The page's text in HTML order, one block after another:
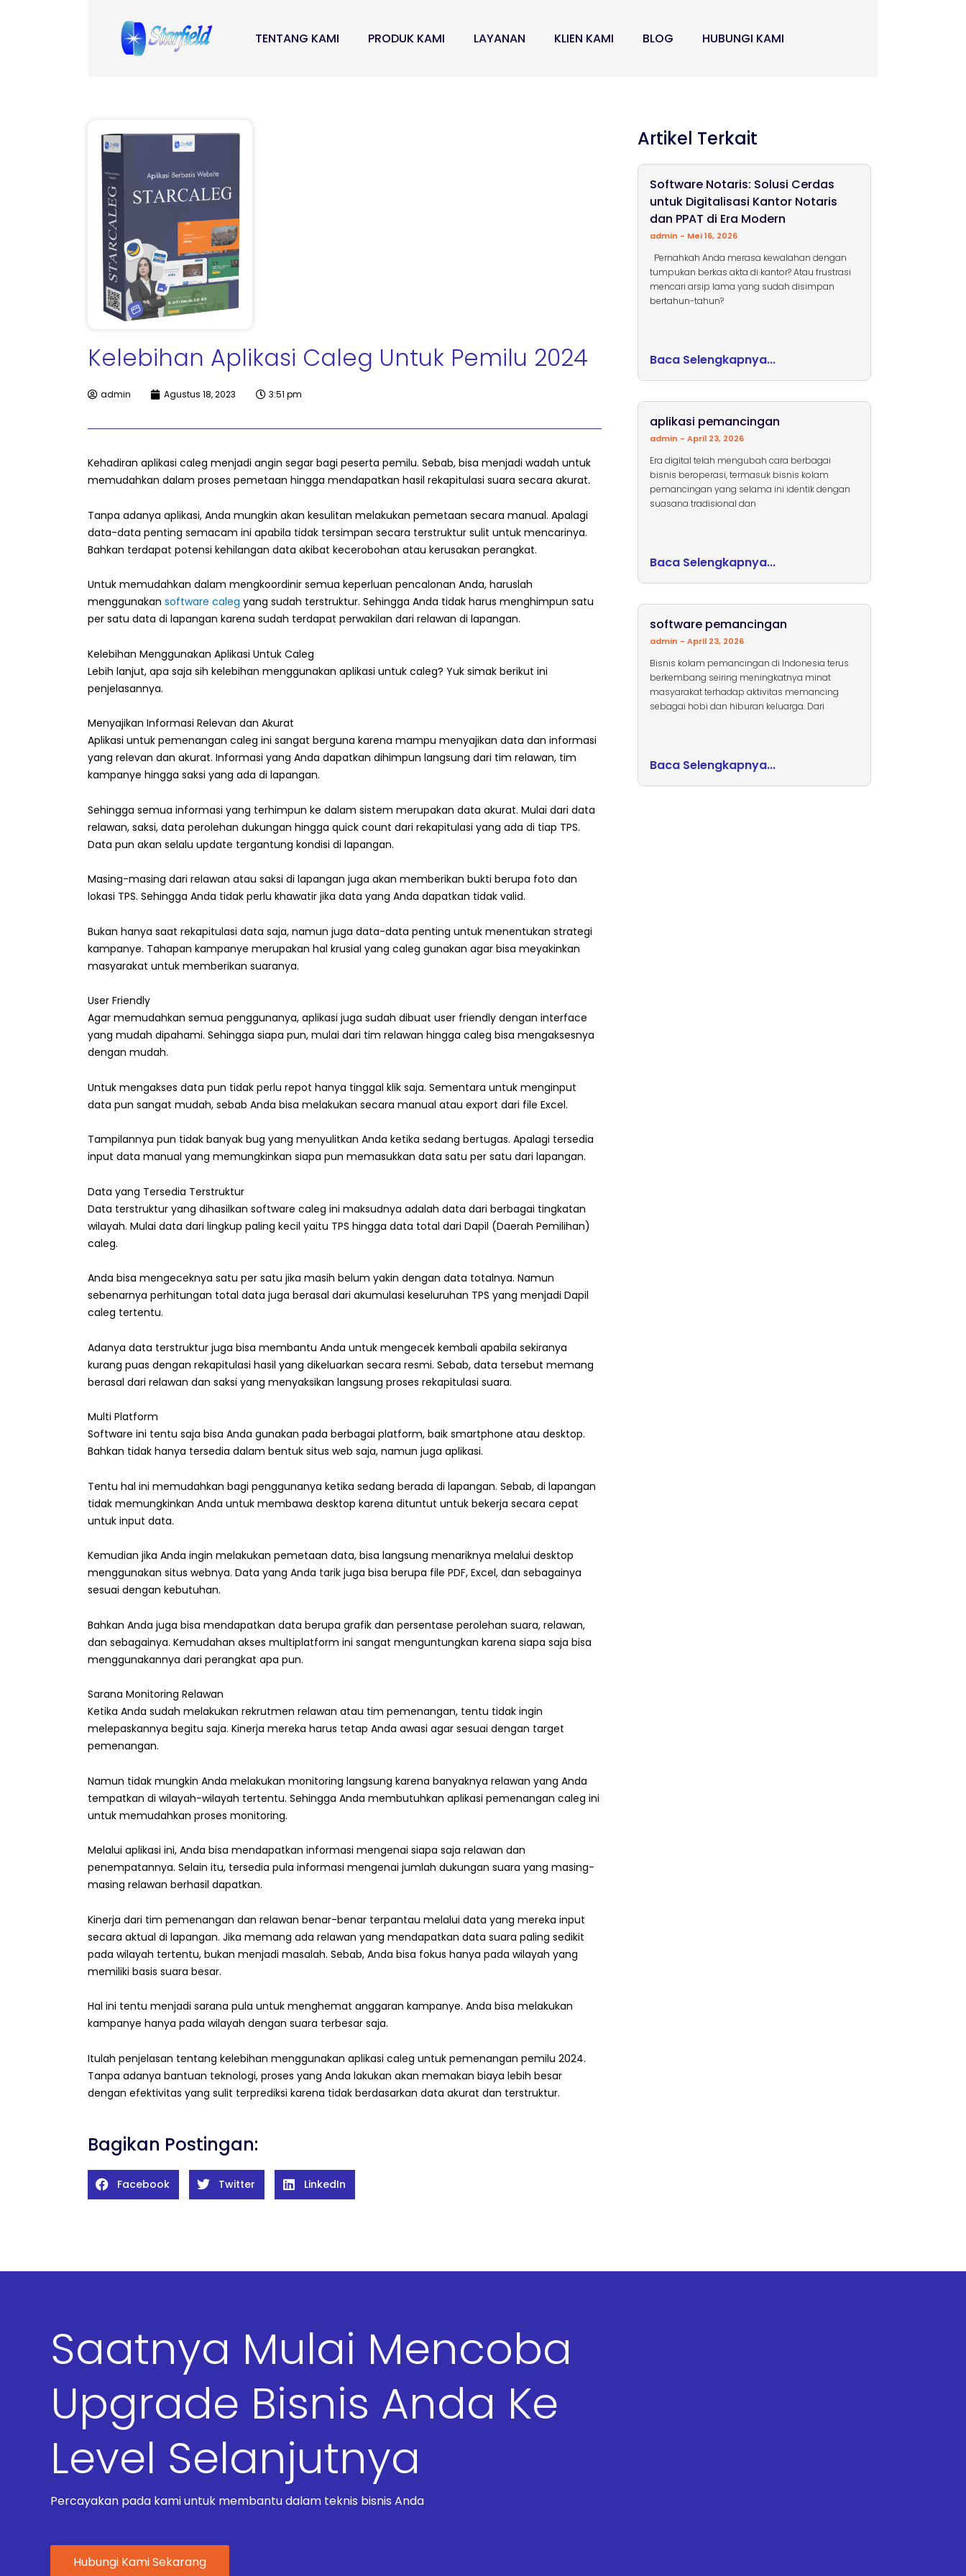
TENTANG KAMI PRODUK KAMI LAYANAN KLIEN KAMI BLOG HUBUNGI KAMI
Kelebihan Aplikasi Caleg Untuk Pemilu 2024
admin Agustus 18, 2023 3:51 pm
Kehadiran aplikasi caleg menjadi angin segar bagi peserta pemilu. Sebab, bisa menjadi wadah untuk
memudahkan dalam proses pemetaan hingga mendapatkan hasil rekapitulasi suara secara akurat.
Tanpa adanya aplikasi, Anda mungkin akan kesulitan melakukan pemetaan secara manual. Apalagi
data-data penting semacam ini apabila tidak tersimpan secara terstruktur sulit untuk mencarinya.
Bahkan terdapat potensi kehilangan data akibat kecerobohan atau kerusakan perangkat.
Untuk memudahkan dalam mengkoordinir semua keperluan pencalonan Anda, haruslah
menggunakan software caleg yang sudah terstruktur. Sehingga Anda tidak harus menghimpun satu
per satu data di lapangan karena sudah terdapat perwakilan dari relawan di lapangan.
Kelebihan Menggunakan Aplikasi Untuk Caleg
Lebih lanjut, apa saja sih kelebihan menggunakan aplikasi untuk caleg? Yuk simak berikut ini
penjelasannya.
Menyajikan Informasi Relevan dan Akurat
Aplikasi untuk pemenangan caleg ini sangat berguna karena mampu menyajikan data dan informasi
yang relevan dan akurat. Informasi yang Anda dapatkan dihimpun langsung dari tim relawan, tim
kampanye hingga saksi yang ada di lapangan.
Sehingga semua informasi yang terhimpun ke dalam sistem merupakan data akurat. Mulai dari data
relawan, saksi, data perolehan dukungan hingga quick count dari rekapitulasi yang ada di tiap TPS.
Data pun akan selalu update tergantung kondisi di lapangan.
Masing-masing dari relawan atau saksi di lapangan juga akan memberikan bukti berupa foto dan
lokasi TPS. Sehingga Anda tidak perlu khawatir jika data yang Anda dapatkan tidak valid.
Bukan hanya saat rekapitulasi data saja, namun juga data-data penting untuk menentukan strategi
kampanye. Tahapan kampanye merupakan hal krusial yang caleg gunakan agar bisa meyakinkan
masyarakat untuk memberikan suaranya.
User Friendly
Agar memudahkan semua penggunanya, aplikasi juga sudah dibuat user friendly dengan interface
yang mudah dipahami. Sehingga siapa pun, mulai dari tim relawan hingga caleg bisa mengaksesnya
dengan mudah.
Untuk mengakses data pun tidak perlu repot hanya tinggal klik saja. Sementara untuk menginput
data pun sangat mudah, sebab Anda bisa melakukan secara manual atau export dari file Excel.
Tampilannya pun tidak banyak bug yang menyulitkan Anda ketika sedang bertugas. Apalagi tersedia
input data manual yang memungkinkan siapa pun memasukkan data satu per satu dari lapangan.
Data yang Tersedia Terstruktur
Data terstruktur yang dihasilkan software caleg ini maksudnya adalah data dari berbagai tingkatan
wilayah. Mulai data dari lingkup paling kecil yaitu TPS hingga data total dari Dapil (Daerah Pemilihan)
caleg.
Anda bisa mengeceknya satu per satu jika masih belum yakin dengan data totalnya. Namun
sebenarnya perhitungan total data juga berasal dari akumulasi keseluruhan TPS yang menjadi Dapil
caleg tertentu.
Adanya data terstruktur juga bisa membantu Anda untuk mengecek kembali apabila sekiranya
kurang puas dengan rekapitulasi hasil yang dikeluarkan secara resmi. Sebab, data tersebut memang
berasal dari relawan dan saksi yang menyaksikan langsung proses rekapitulasi suara.
Multi Platform
Software ini tentu saja bisa Anda gunakan pada berbagai platform, baik smartphone atau desktop.
Bahkan tidak hanya tersedia dalam bentuk situs web saja, namun juga aplikasi.
Tentu hal ini memudahkan bagi penggunanya ketika sedang berada di lapangan. Sebab, di lapangan
tidak memungkinkan Anda untuk membawa desktop karena dituntut untuk bekerja secara cepat
untuk input data.
Kemudian jika Anda ingin melakukan pemetaan data, bisa langsung menariknya melalui desktop
menggunakan situs webnya. Data yang Anda tarik juga bisa berupa file PDF, Excel, dan sebagainya
sesuai dengan kebutuhan.
Bahkan Anda juga bisa mendapatkan data berupa grafik dan persentase perolehan suara, relawan,
dan sebagainya. Kemudahan akses multiplatform ini sangat menguntungkan karena siapa saja bisa
menggunakannya dari perangkat apa pun.
Sarana Monitoring Relawan
Ketika Anda sudah melakukan rekrutmen relawan atau tim pemenangan, tentu tidak ingin
melepaskannya begitu saja. Kinerja mereka harus tetap Anda awasi agar sesuai dengan target
pemenangan.
Namun tidak mungkin Anda melakukan monitoring langsung karena banyaknya relawan yang Anda
tempatkan di wilayah-wilayah tertentu. Sehingga Anda membutuhkan aplikasi pemenangan caleg ini
untuk memudahkan proses monitoring.
Melalui aplikasi ini, Anda bisa mendapatkan informasi mengenai siapa saja relawan dan
penempatannya. Selain itu, tersedia pula informasi mengenai jumlah dukungan suara yang masing-
masing relawan berhasil dapatkan.
Kinerja dari tim pemenangan dan relawan benar-benar terpantau melalui data yang mereka input
secara aktual di lapangan. Jika memang ada relawan yang mendapatkan data suara paling sedikit
pada wilayah tertentu, bukan menjadi masalah. Sebab, Anda bisa fokus hanya pada wilayah yang
memiliki basis suara besar.
Hal ini tentu menjadi sarana pula untuk menghemat anggaran kampanye. Anda bisa melakukan
kampanye hanya pada wilayah dengan suara terbesar saja.
Itulah penjelasan tentang kelebihan menggunakan aplikasi caleg untuk pemenangan pemilu 2024.
Tanpa adanya bantuan teknologi, proses yang Anda lakukan akan memakan biaya lebih besar
dengan efektivitas yang sulit terprediksi karena tidak berdasarkan data akurat dan terstruktur.
Bagikan Postingan:
Facebook Twitter LinkedIn
Artikel Terkait
Software Notaris: Solusi Cerdas
untuk Digitalisasi Kantor Notaris
dan PPAT di Era Modern
admin Mei 16, 2026
Pernahkah Anda merasa kewalahan dengan
tumpukan berkas akta di kantor? Atau frustrasi
mencari arsip lama yang sudah disimpan
bertahun-tahun?
Baca Selengkapnya...
aplikasi pemancingan
admin April 23, 2026
Era digital telah mengubah cara berbagai
bisnis beroperasi, termasuk bisnis kolam
pemancingan yang selama ini identik dengan
suasana tradisional dan
Baca Selengkapnya...
software pemancingan
admin April 23, 2026
Bisnis kolam pemancingan di Indonesia terus
berkembang seiring meningkatnya minat
masyarakat terhadap aktivitas memancing
sebagai hobi dan hiburan keluarga. Dari
Baca Selengkapnya...
Saatnya Mulai Mencoba
Upgrade Bisnis Anda Ke
Level Selanjutnya
Percayakan pada kami untuk membantu dalam teknis bisnis Anda
Hubungi Kami Sekarang